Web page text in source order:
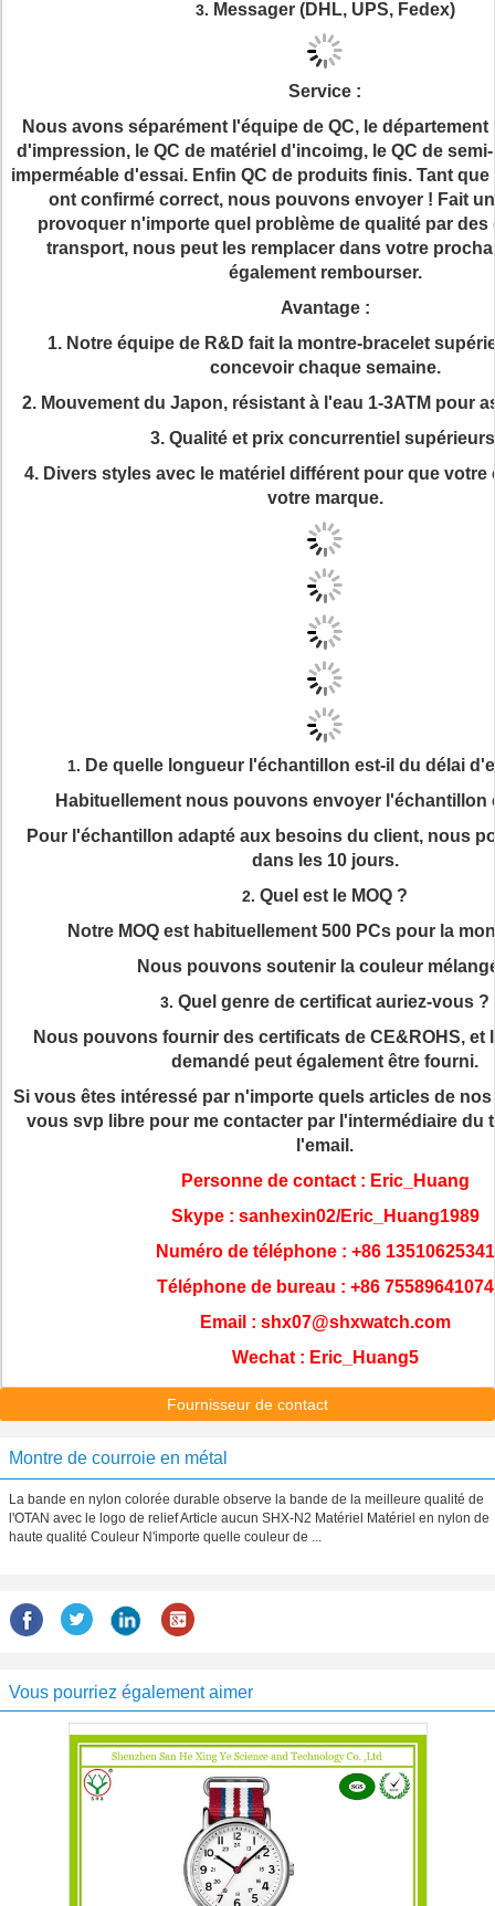
3. Messager (DHL, UPS, Fedex)
Service :
Nous avons séparément l'équipe de QC, le
d'impression, le QC de matériel d'incoimg, le QC de
imperméable d'essai. Enfin QC de produits finis. Tant
ont confirmé correct, nous pouvons envoyer ! Fait
provoquer n'importe quel problème de qualité par des
transport, nous peut les remplacer dans votre
également rembourser.
Avantage :
1. Notre équipe de R&D fait la montre-bracelet
concevoir chaque semaine.
2. Mouvement du Japon, résistant à l'eau 1-3ATM pour
3. Qualité et prix concurrentiel
4. Divers styles avec le matériel différent pour que votre
votre marque.
1. De quelle longueur l'échantillon est-il du délai
Habituellement nous pouvons envoyer l'échantillon
Pour l'échantillon adapté aux besoins du client, nous
dans les 10 jours.
2. Quel est le MOQ ?
Notre MOQ est habituellement 500 PCs pour la
Nous pouvons soutenir la couleur
3. Quel genre de certificat auriez-vous ?
Nous pouvons fournir des certificats de CE&ROHS, et
demandé peut également être fourni.
Si vous êtes intéressé par n'importe quels articles de
vous svp libre pour me contacter par l'intermédiaire du
l'email.
Personne de contact : Eric_Huang
Skype : sanhexin02/Eric_Huang1989
Numéro de téléphone : +86 13510625341
Téléphone de bureau : +86 75589641074
Email : shx07@shxwatch.com
Wechat : Eric_Huang5
Fournisseur de contact
Montre de courroie en métal
La bande en nylon colorée durable observe la bande de la meilleure qualité de
l'OTAN avec le logo de relief Article aucun SHX-N2 Matériel Matériel en nylon de
haute qualité Couleur N'importe quelle couleur de ...
Vous pourriez également aimer